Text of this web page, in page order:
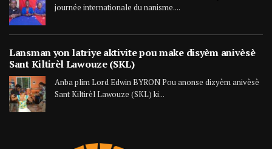
journée internationale du nanisme....
Lansman yon latriye aktivite pou make disyèm anivèsè
Sant Kiltirèl Lawouze (SKL)
Anba plim Lord Edwin BYRON Pou anonse dizyèm anivèsè
Sant Kiltirèl Lawouze (SKL) ki...